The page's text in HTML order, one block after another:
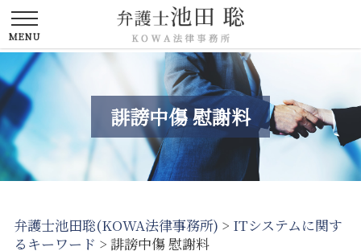
誹謗中傷 慰謝料
弁護士池田聡(KOWA法律事務所) > ITシステムに関す
るキーワード > 誹謗中傷 慰謝料